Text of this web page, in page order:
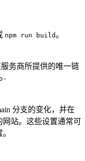
npm run build。
务商所提供的唯一链
分支的变化，并在
站。这些设置通常可